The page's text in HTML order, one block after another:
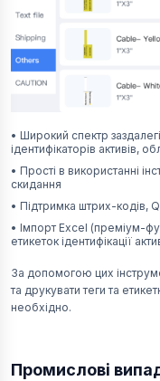
• Широкий спектр
ідентифікаторів активів,
• Прості в використанні
скидання
• Підтримка штрих-кодів,
• Імпорт Excel (преміум-
етикеток ідентифікації
За допомогою цих
та друкувати теги та
необхідно.
Промислові